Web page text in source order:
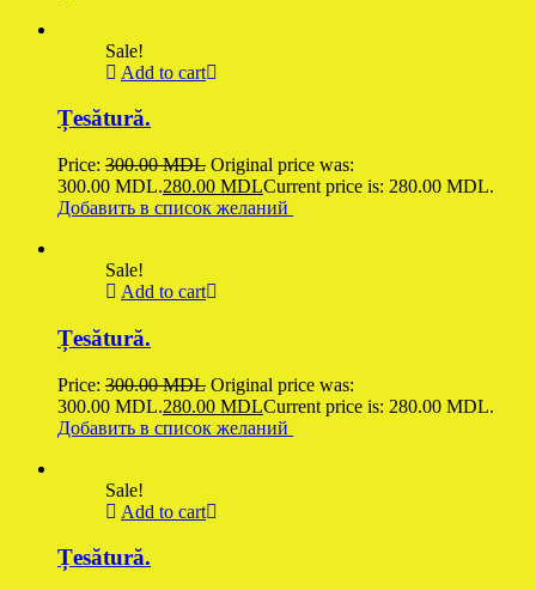
Sale!
Add to cart
Țesătură.
Price: 300.00MDL Original price was:
300.00 MDL.280.00 MDLCurrent price is: 280.00 MDL.
Добавить в список желаний
Sale!
Add to cart
Țesătură.
Price: 300.00MDL Original price was:
300.00 MDL.280.00 MDLCurrent price is: 280.00 MDL.
Добавить в список желаний
Sale!
Add to cart
Țesătură.